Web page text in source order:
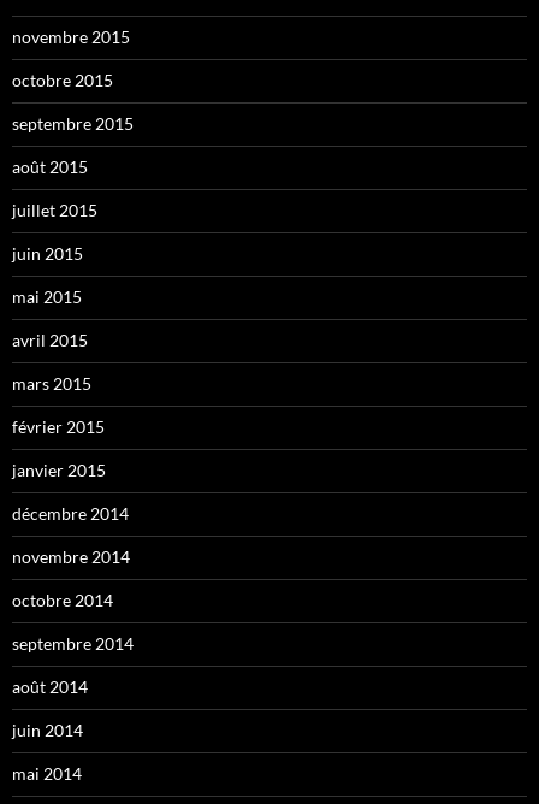
novembre 2015
octobre 2015
septembre 2015
août 2015
juillet 2015
juin 2015
mai 2015
avril 2015
mars 2015
février 2015
janvier 2015
décembre 2014
novembre 2014
octobre 2014
septembre 2014
août 2014
juin 2014
mai 2014